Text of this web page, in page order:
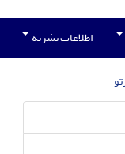
اطلاعات نشریه